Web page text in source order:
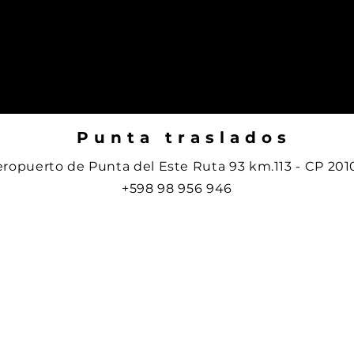
Punta traslados
de Punta del Este Ruta 93 km.113 - CP
+598 98 956 946